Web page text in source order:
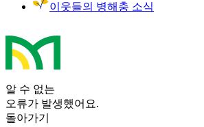
이웃들의 병해충 소식
알 수 없는
오류가 발생했어요.
돌아가기